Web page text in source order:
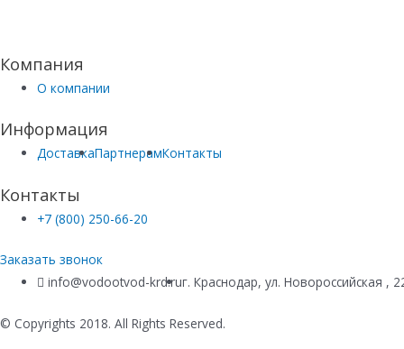
Компания
О компании
Информация
ДоставкаПартнерамКонтакты
Контакты
+7 (800) 250-66-20
Заказать звонок
info@vodootvod-krd.ruг. Краснодар, ул. Новороссийская ,
© Copyrights 2018. All Rights Reserved.